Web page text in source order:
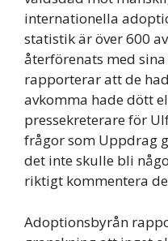
internationella
statistik är över 600
återförenats med
rapporterar att de
avkomma hade dött
pressekreterare för
frågor som Uppdrag
det inte skulle bli
riktigt kommentera
Adoptionsbyrån